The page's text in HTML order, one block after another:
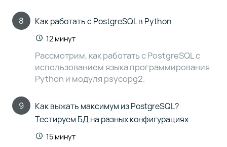
8 Как работать с PostgreSQL в Python
12 минут
Рассмотрим, как работать с PostgreSQL с
использованием языка программирования
Python и модуля psycopg2.
9
Как выжать максимум из PostgreSQL?
Тестируем БД на разных конфигурациях
15 минут